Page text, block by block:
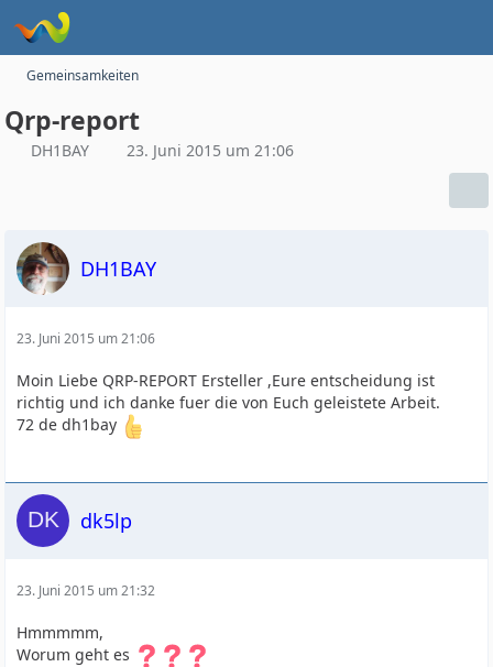
Gemeinsamkeiten
Qrp-report
DH1BAY 23. Juni 2015 um 21:06
DH1BAY
23. Juni 2015 um 21:06
Moin Liebe QRP-REPORT Ersteller ,Eure entscheidung ist
richtig und ich danke fuer die von Euch geleistete Arbeit.
72 de dh1bay
dk5lp
23. Juni 2015 um 21:32
Hmmmmm,
Worum geht es